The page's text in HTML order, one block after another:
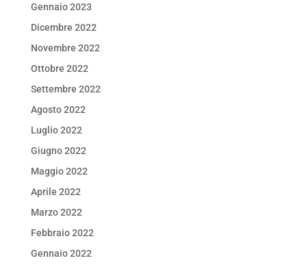
Gennaio 2023
Dicembre 2022
Novembre 2022
Ottobre 2022
Settembre 2022
Agosto 2022
Luglio 2022
Giugno 2022
Maggio 2022
Aprile 2022
Marzo 2022
Febbraio 2022
Gennaio 2022